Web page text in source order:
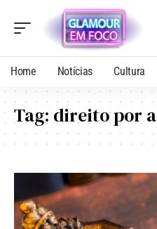
Home Notícias Cultura
Tag: direito por